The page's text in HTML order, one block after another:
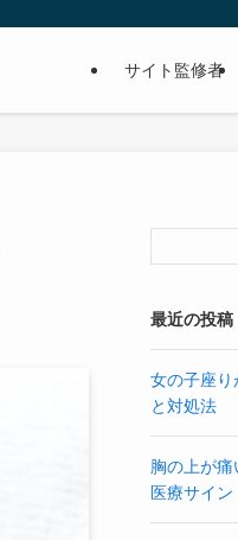
サイト監修者
最近の投稿
女の子座り
と対処法
胸の上が痛
医療サイン